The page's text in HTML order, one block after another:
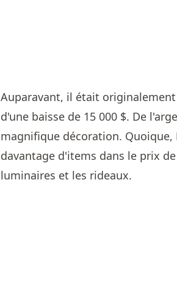
Auparavant, il était
d'une baisse de 15 000 $. De
magnifique décoration. Quoique,
davantage d'items dans le prix
luminaires et les rideaux.